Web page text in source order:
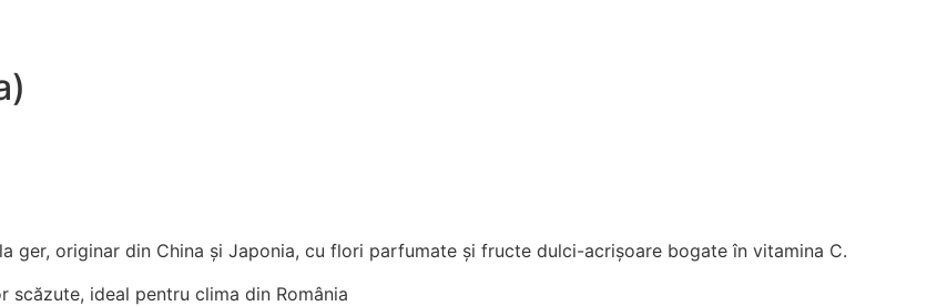
ger, originar din China și Japonia, cu flori parfumate și fructe dulci-acrișoare bogate în vitamina C.
ideal pentru clima din România